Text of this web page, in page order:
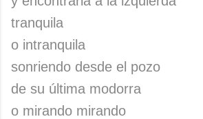
tranquila
o intranquila
sonriendo desde el pozo
de su última modorra
o mirando mirando